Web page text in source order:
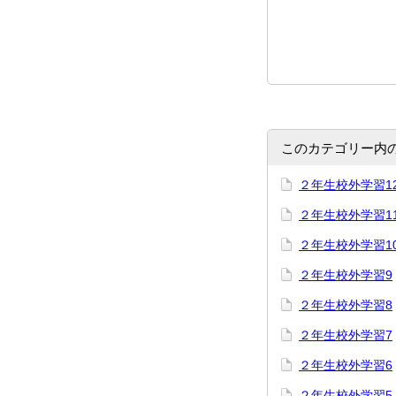
このカテゴリー内
２年生校外学習
２年生校外学習11
２年生校外学習
２年生校外学習9
２年生校外学習8
２年生校外学習7
２年生校外学習6